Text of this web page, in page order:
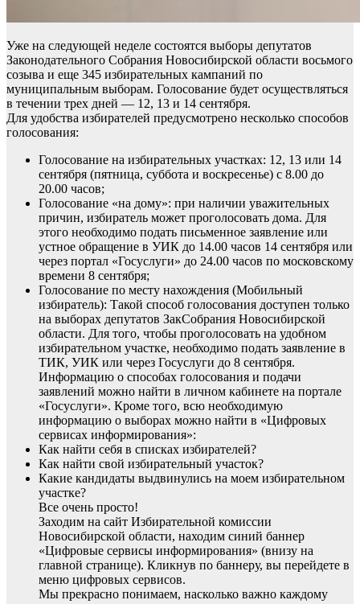
Уже на следующей неделе состоятся выборы депутатов
Законодательного Собрания Новосибирской области восьмого
созыва и еще 345 избирательных кампаний по
муниципальным выборам. Голосование будет осуществляться
в течении трех дней — 12, 13 и 14 сентября.
Для удобства избирателей предусмотрено несколько способов
голосования:
Голосование на избирательных участках: 12, 13 или 14
сентября (пятница, суббота и воскресенье) с 8.00 до
20.00 часов;
Голосование «на дому»: при наличии уважительных
причин, избиратель может проголосовать дома. Для
этого необходимо подать письменное заявление или
устное обращение в УИК до 14.00 часов 14 сентября или
через портал «Госуслуги» до 24.00 часов по московскому
времени 8 сентября;
Голосование по месту нахождения (Мобильный
избиратель): Такой способ голосования доступен только
на выборах депутатов ЗакСобрания Новосибирской
области. Для того, чтобы проголосовать на удобном
избирательном участке, необходимо подать заявление в
ТИК, УИК или через Госуслуги до 8 сентября.
Информацию о способах голосования и подачи
заявлений можно найти в личном кабинете на портале
«Госуслуги». Кроме того, всю необходимую
информацию о выборах можно найти в «Цифровых
сервисах информирования»:
Как найти себя в списках избирателей?
Как найти свой избирательный участок?
Какие кандидаты выдвинулись на моем избирательном
участке?
Все очень просто!
Заходим на сайт Избирательной комиссии
Новосибирской области, находим синий баннер
«Цифровые сервисы информирования» (внизу на
главной странице). Кликнув по баннеру, вы перейдете в
меню цифровых сервисов.
Мы прекрасно понимаем, насколько важно каждому